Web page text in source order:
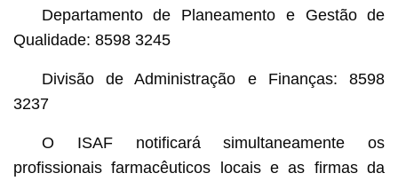
Departamento de Planeamento e Gestão de
Qualidade: 8598 3245
Divisão de Administração e Finanças: 8598
3237
O ISAF notificará simultaneamente os
profissionais farmacêuticos locais e as firmas da